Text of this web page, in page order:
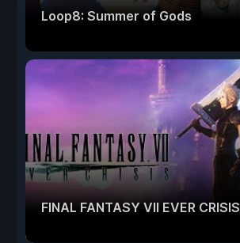
Loop8: Summer of Gods
FINAL FANTASY VII EVER CRISIS